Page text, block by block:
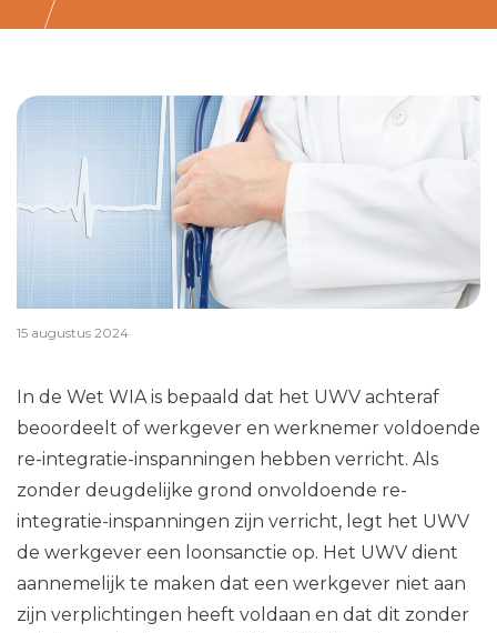
15 augustus 2024
In de Wet WIA is bepaald dat het UWV achteraf
beoordeelt of werkgever en werknemer voldoende
re-integratie-inspanningen hebben verricht. Als
zonder deugdelijke grond onvoldoende re-
integratie-inspanningen zijn verricht, legt het UWV
de werkgever een loonsanctie op. Het UWV dient
aannemelijk te maken dat een werkgever niet aan
zijn verplichtingen heeft voldaan en dat dit zonder